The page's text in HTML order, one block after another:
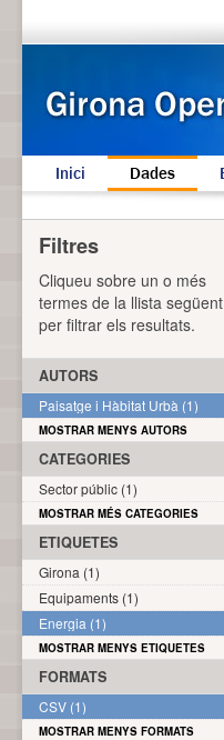
Inici Dades
Filtres
Cliqueu sobre un o més
termes de la llista següent
per filtrar els resultats.
AUTORS
Paisatge i Hàbitat Urbà (1)
MOSTRAR MENYS AUTORS
CATEGORIES
Sector públic (1)
MOSTRAR MÉS CATEGORIES
ETIQUETES
Girona (1)
Equipaments (1)
Energia (1)
MOSTRAR MENYS ETIQUETES
FORMATS
CSV (1)
MOSTRAR MENYS FORMATS